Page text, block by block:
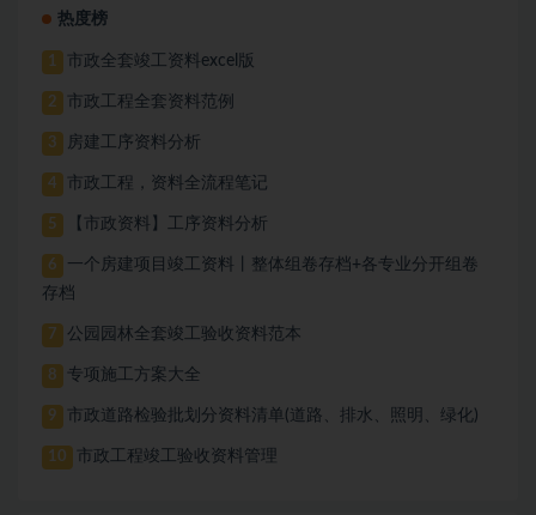
热度榜
1 市政全套竣工资料excel版
2 市政工程全套资料范例
3 房建工序资料分析
4 市政工程，资料全流程笔记
5 【市政资料】工序资料分析
6
一个房建项目竣工资料丨整体组卷存档+各专业分开组卷
存档
7 公园园林全套竣工验收资料范本
8 专项施工方案大全
9 市政道路检验批划分资料清单(道路、排水、照明、绿化)
10 市政工程竣工验收资料管理